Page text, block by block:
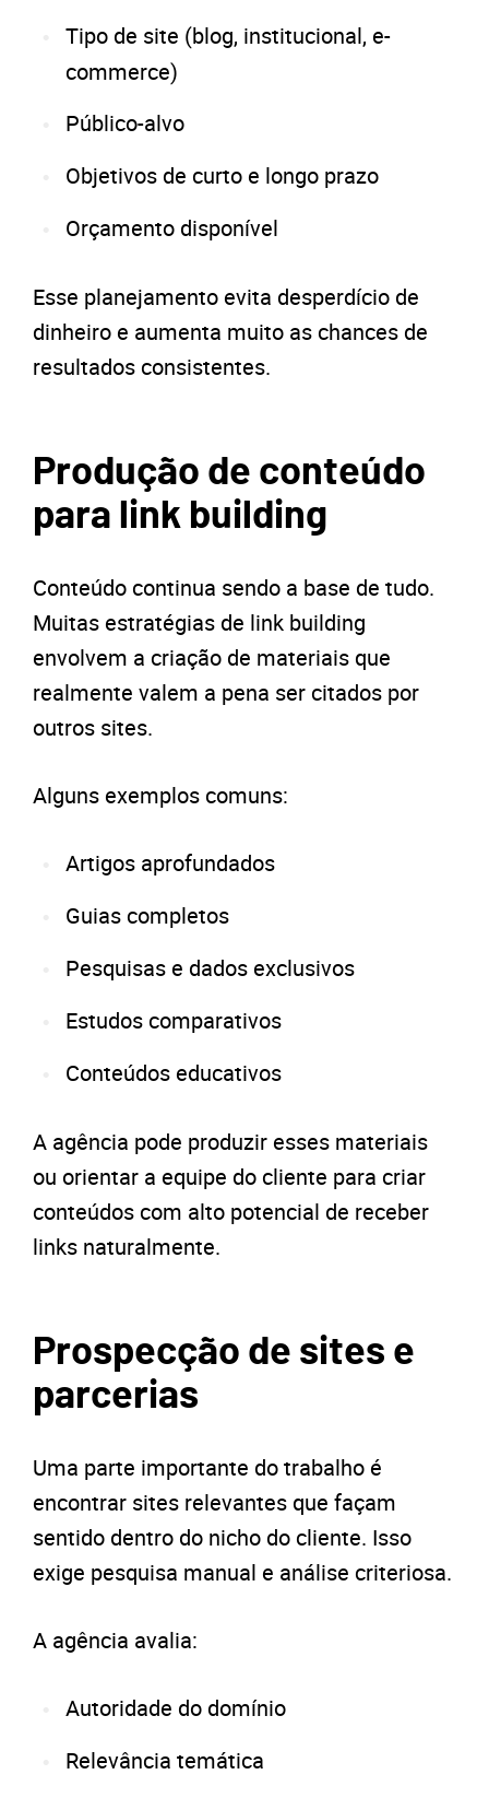
Tipo de site (blog, institucional, e-
commerce)
Público-alvo
Objetivos de curto e longo prazo
Orçamento disponível
Esse planejamento evita desperdício de
dinheiro e aumenta muito as chances de
resultados consistentes.
Produção de conteúdo
para link building
Conteúdo continua sendo a base de tudo.
Muitas estratégias de link building
envolvem a criação de materiais que
realmente valem a pena ser citados por
outros sites.
Alguns exemplos comuns:
Artigos aprofundados
Guias completos
Pesquisas e dados exclusivos
Estudos comparativos
Conteúdos educativos
A agência pode produzir esses materiais
ou orientar a equipe do cliente para criar
conteúdos com alto potencial de receber
links naturalmente.
Prospecção de sites e
parcerias
Uma parte importante do trabalho é
encontrar sites relevantes que façam
sentido dentro do nicho do cliente. Isso
exige pesquisa manual e análise criteriosa.
A agência avalia:
Autoridade do domínio
Relevância temática